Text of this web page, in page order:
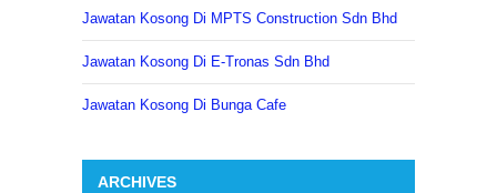
Jawatan Kosong Di MPTS Construction Sdn Bhd
Jawatan Kosong Di E-Tronas Sdn Bhd
Jawatan Kosong Di Bunga Cafe
ARCHIVES